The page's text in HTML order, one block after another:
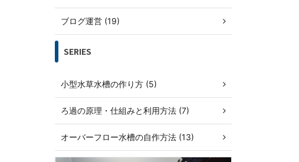
ブログ運営 (19)
SERIES
小型水草水槽の作り方 (5)
ろ過の原理・仕組みと利用方法 (7)
オーバーフロー水槽の自作方法 (13)